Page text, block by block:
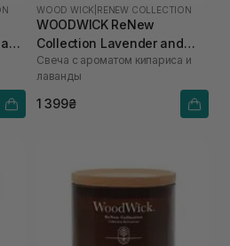
WOOD WICK RENEW COLLECTION
WOODWICK ReNew
Collection Lavender and
Cypress 184 г
Свеча с ароматом кипариса и
лаванды
1 399₴